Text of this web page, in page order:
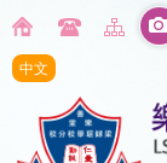
中文